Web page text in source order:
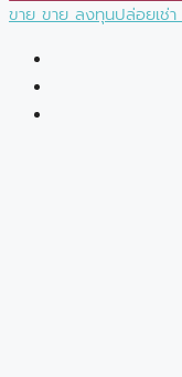
ขาย ขาย ลงทุนปล่อยเช่า